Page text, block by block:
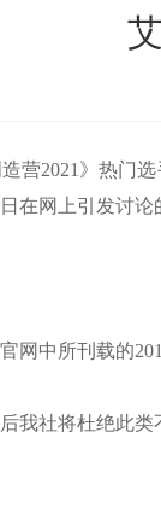
营2021》热门
在网上引发讨
中所刊载的
社将杜绝此类